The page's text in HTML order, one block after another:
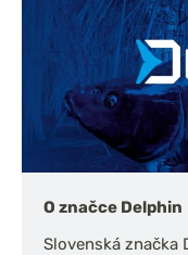
O značce Delphin
Slovenská značka